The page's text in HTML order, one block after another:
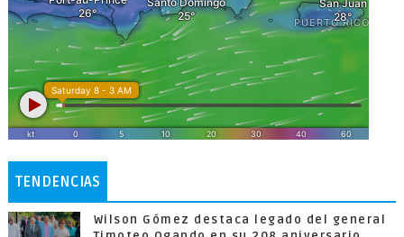
TENDENCIAS
Wilson Gómez destaca legado del general